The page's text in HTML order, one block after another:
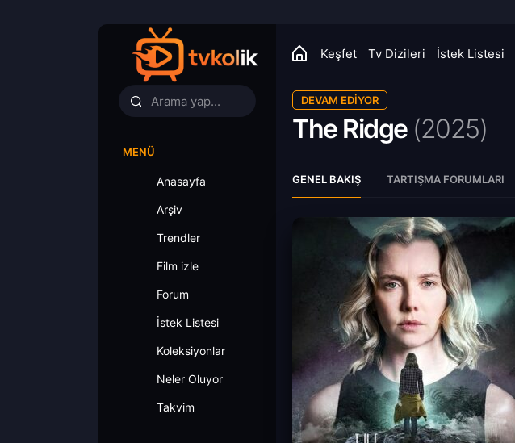
Keşfet Tv Dizileri İstek Listesi
MENÜ
Anasayfa
Arşiv
Trendler
Film izle
Forum
İstek Listesi
Koleksiyonlar
Neler Oluyor
Takvim
DEVAM EDIYOR
The Ridge (2025)
GENEL BAKIŞ TARTIŞMA FORUMLARI